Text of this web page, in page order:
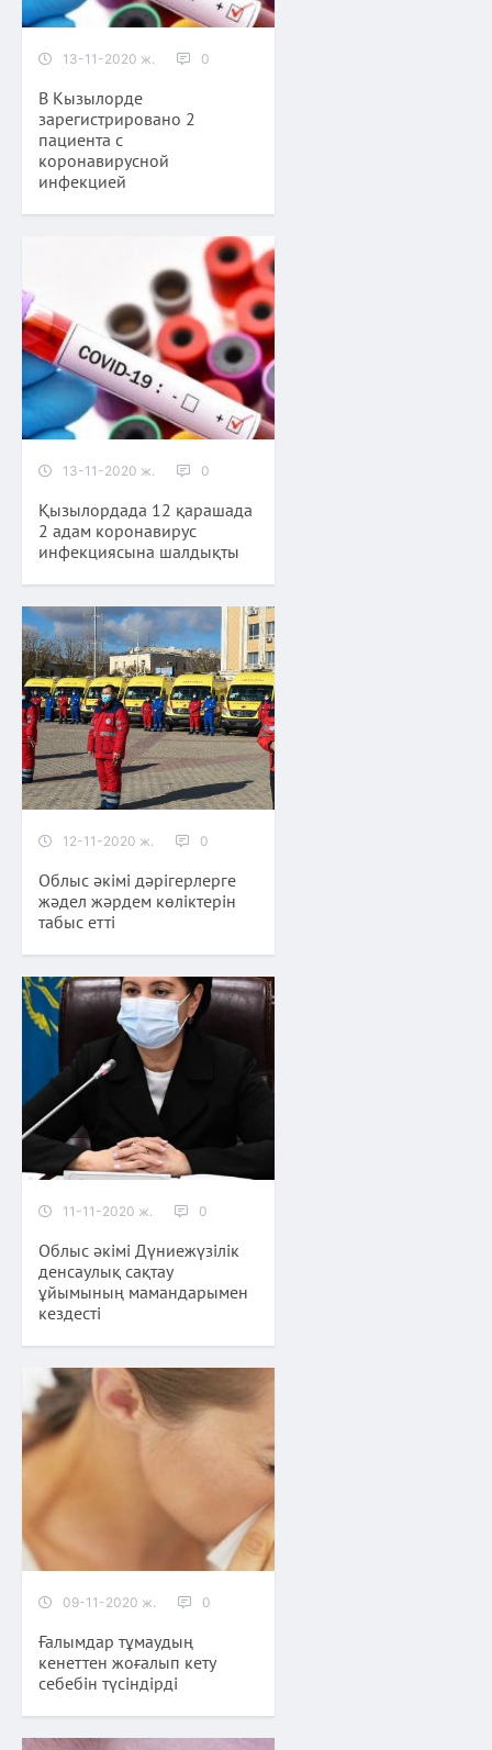
13-11-2020 ж. 0
В Кызылорде
зарегистрировано 2
пациента с
коронавирусной
инфекцией
13-11-2020 ж. 0
Қызылордада 12 қарашада
2 адам коронавирус
инфекциясына шалдықты
12-11-2020 ж. 0
Облыс әкімі дәрігерлерге
жәдел жәрдем көліктерін
табыс етті
11-11-2020 ж. 0
Облыс әкімі Дүниежүзілік
денсаулық сақтау
ұйымының мамандарымен
кездесті
09-11-2020 ж. 0
Ғалымдар тұмаудың
кенеттен жоғалып кету
себебін түсіндірді